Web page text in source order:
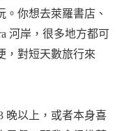
你想去萊羅書店、
河岸，很多地方都可
，對短天數旅行來
晚以上，或者本身喜